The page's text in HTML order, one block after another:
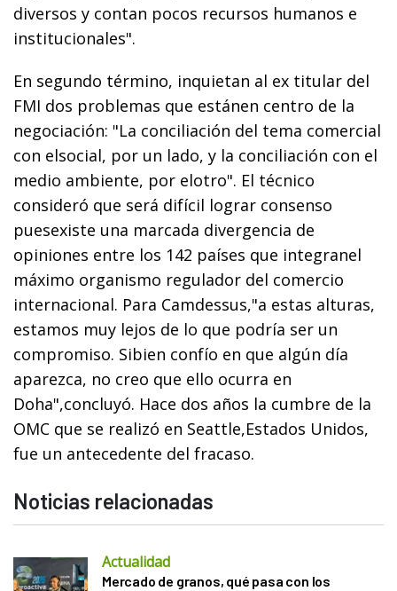
diversos y contan pocos recursos humanos e
institucionales".
En segundo término, inquietan al ex titular del
FMI dos problemas que estánen centro de la
negociación: "La conciliación del tema comercial
con elsocial, por un lado, y la conciliación con el
medio ambiente, por elotro". El técnico
consideró que será difícil lograr consenso
puesexiste una marcada divergencia de
opiniones entre los 142 países que integranel
máximo organismo regulador del comercio
internacional. Para Camdessus,"a estas alturas,
estamos muy lejos de lo que podría ser un
compromiso. Sibien confío en que algún día
aparezca, no creo que ello ocurra en
Doha",concluyó. Hace dos años la cumbre de la
OMC que se realizó en Seattle,Estados Unidos,
fue un antecedente del fracaso.
Noticias relacionadas
Actualidad
Mercado de granos, qué pasa con los